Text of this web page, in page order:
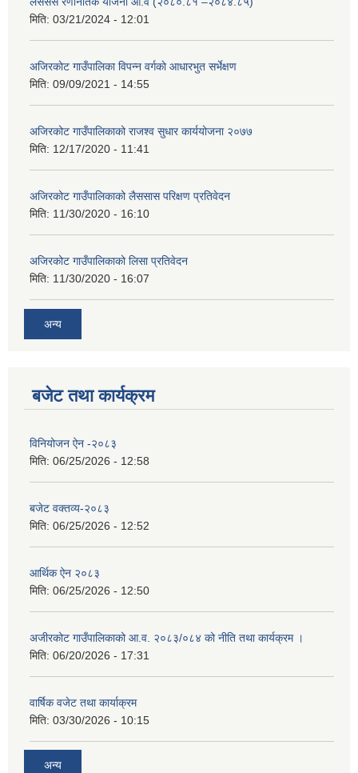
मिति: 03/21/2024 - 12:01
अजिरकाेट गाउँपालिका विपन्न वर्गकाे आधारभुत सर्भेक्षण
मिति: 09/09/2021 - 14:55
अजिरकोट गाउँपालिकाको राजश्व सुधार कार्ययोजना २०७७
मिति: 12/17/2020 - 11:41
अजिरकोट गाउँपालिकाको लैससास परिक्षण प्रतिवेदन
मिति: 11/30/2020 - 16:10
अजिरकोट गाउँपालिकाको लिसा प्रतिवेदन
मिति: 11/30/2020 - 16:07
अन्य
बजेट तथा कार्यक्रम
विनियोजन ऐन -२०८३
मिति: 06/25/2026 - 12:58
बजेट वक्तव्य-२०८३
मिति: 06/25/2026 - 12:52
आर्थिक ऐन २०८३
मिति: 06/25/2026 - 12:50
अजीरकोट गाउँपालिकाको आ.व. २०८३/०८४ को नीति तथा कार्यक्रम ।
मिति: 06/20/2026 - 17:31
वार्षिक वजेट तथा कार्याक्रम
मिति: 03/30/2026 - 10:15
अन्य